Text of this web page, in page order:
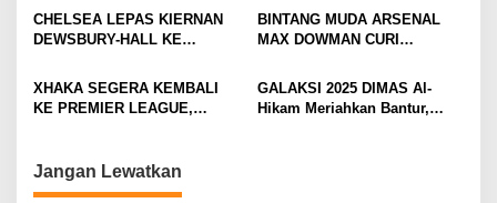
g
a
t
i
n
MOJOKERTO RAYA RESMI
BERGULIR
CHELSEA LEPAS KIERNAN
DEWSBURY-HALL KE
SANG GELANDANG DIMULAI
BINTANG MUDA ARSENAL
MAX DOWMAN CURI
PRAMUSIM ASIA
XHAKA SEGERA KEMBALI
KE PREMIER LEAGUE,
GALAKSI 2025 DIMAS Al-
Hikam Meriahkan Bantur,
Jangan Lewatkan